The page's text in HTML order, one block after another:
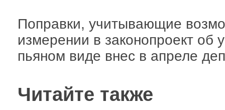
Поправки, учитывающие
измерении в законопроект об
пьяном виде внес в апреле
Читайте также